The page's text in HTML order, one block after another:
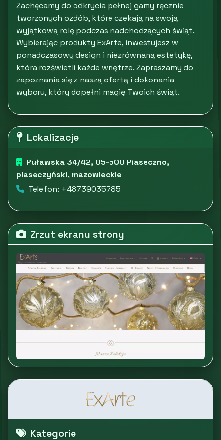
Zachęcamy do odkrycia pełnej gamy ręcznie
tworzonych ozdób, które czekają na swoją
wyjątkową rolę podczas nadchodzących świąt.
Wybierając produkty ExArte, inwestujesz w
ponadczasowy design i niezrównaną estetykę,
która rozświetli każde wnętrze. Zapraszamy do
zapoznania się z naszą ofertą i dokonania
wyboru, który dopełni magię Twoich świąt.
Lokalizacje
Puławska 34/42, 05-500 Piaseczno,
piaseczyński, mazowieckie
Telefon: +48739035785
Zrzut ekranu strony
Kategorie